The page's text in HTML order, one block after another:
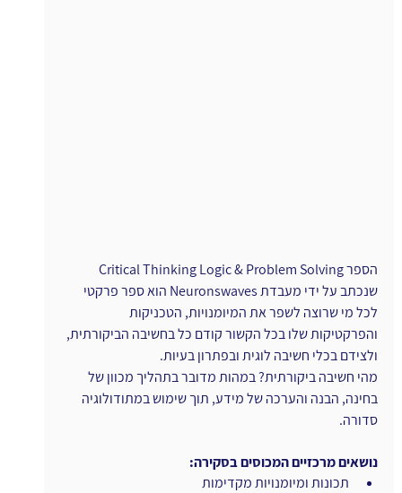
הספר Critical Thinking Logic & Problem Solving
שנכתב על ידי מעבדת Neuronswaves הוא ספר פרקטי
לכל מי שרוצה לשפר את המיומנויות, הטכניקות
והפרקטיקות שלו בכל הקשור קודם כל בחשיבה הביקורתית,
ולצידם בכלי חשיבה לוגית ובפתרון בעיות.
מהי חשיבה ביקורתית? במהות מדובר בתהליך מכוון של
בחינה, הבנה והערכה של מידע, תוך שימוש במתודולוגיה
סדורה.
נושאים מרכזיים המכוסים בסקירה:
תכונות ומיומנויות מקדימות